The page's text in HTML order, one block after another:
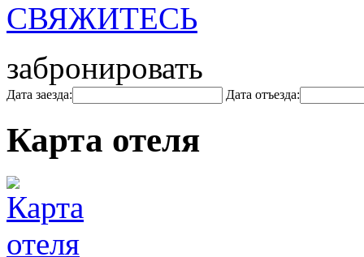
СВЯЖИТЕСЬ
забронировать
Дата заезда: Дата отъезда:
Карта отеля